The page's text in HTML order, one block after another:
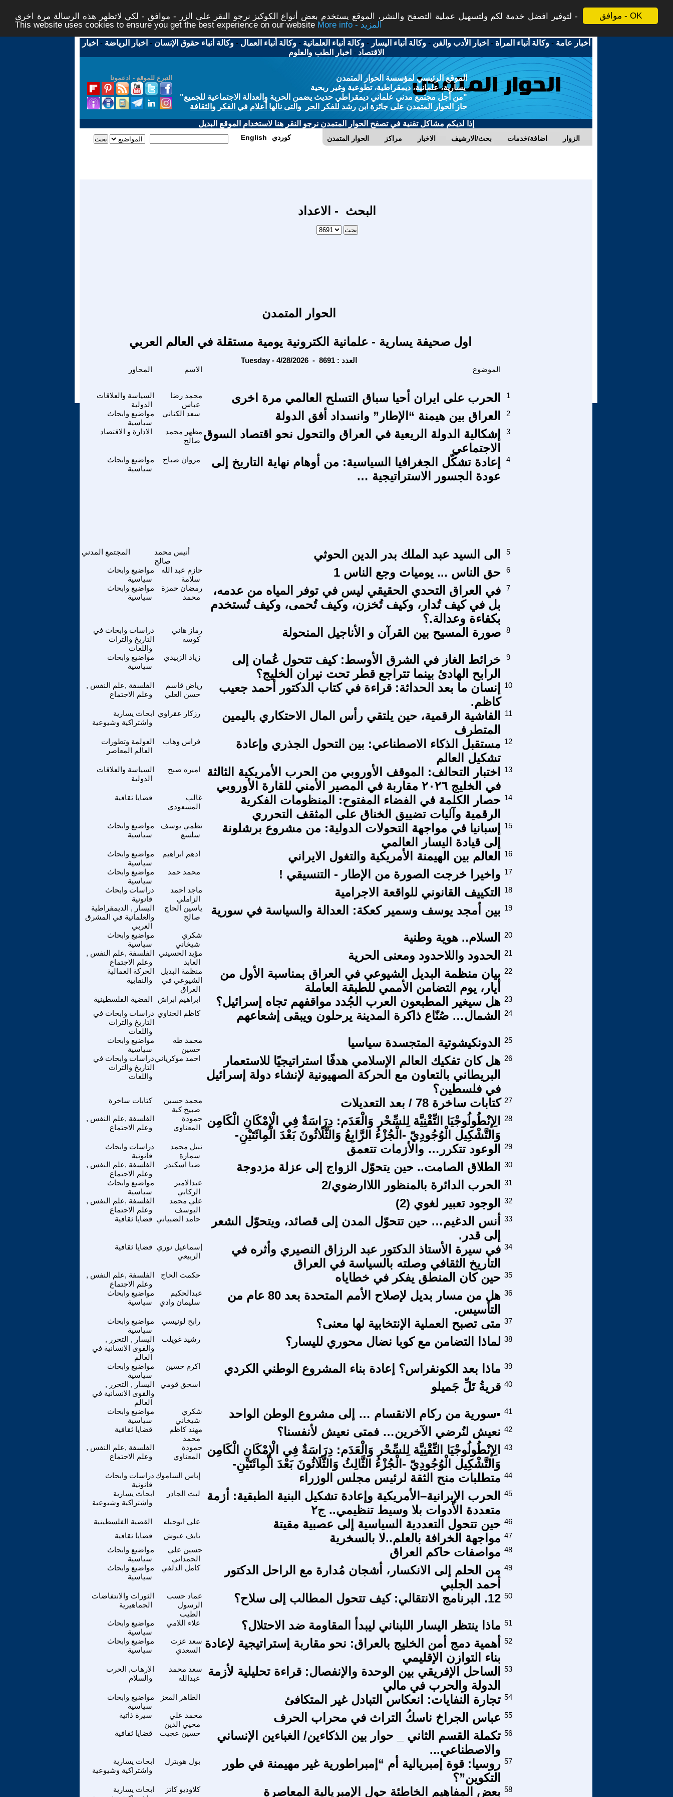
موافق - OK
لتوفير افضل خدمة لكم ولتسهيل عملية التصفح والنشر، الموقع يستخدم بعض أنواع الكوكيز نرجو النقر على الزر - موافق - لكي لاتظهر هذه الرسالة مرة اخرى -
This website uses cookies to ensure you get the best experience on our website
More info - المزيد
أخبار عامة -وكالة أنباء المرأة - اخبار الأدب والفن -وكالة أنباء اليسار -وكالة أنباء العلمانية -وكالة أنباء العمال -وكالة أنباء حقوق الإنسان - اخبار الرياضة - اخبار
الاقتصاد - اخبار الطب والعلوم
التبرع للموقع - ادعمونا
الموقع الرئيسي لمؤسسة الحوار المتمدن
يسارية، علمانية، ديمقراطية، تطوعية وغير ربحية
"من أجل مجتمع مدني علماني ديمقراطي حديث يضمن الحرية والعدالة الاجتماعية للجميع"
حاز الحوار المتمدن على جائزة ابن رشد للفكر الحر والتى نالها أعلام في الفكر والثقافة
إذا لديكم مشاكل تقنية في تصفح الحوار المتمدن نرجو النقر هنا لاستخدام الموقع البديل
الحوار المتمدن مراكز الاخبار بحث/الارشيف اضافة/خدمات الزوار English كوردي
البحث - الاعداد
الحوار المتمدن
اول صحيفة يسارية - علمانية الكترونية يومية مستقلة في العالم العربي
Tuesday - 4/28/2026 - العدد : 8691
الاسم الموضوع
السياسة والعلاقات
الدولية
محمد رضا
عباس
الحرب على ايران أحيا سباق التسلح العالمي مرة اخرى 1
مواضيع وابحاث
سياسية
سعد الكناني العراق بين هيمنة “الإطار” وانسداد أفق الدولة 2
الادارة و الاقتصاد
مظهر محمد
صالح إشكالية الدولة الريعية في العراق والتحول نحو اقتصاد السوق
الاجتماعي
3
مواضيع وابحاث
سياسية
مروان صباح
إعادة تشكّل الجغرافيا السياسية: من أوهام نهاية التاريخ إلى
عودة الجسور الاستراتيجية …
4
المجتمع المدني
أنيس محمد
صالح
الى السيد عبد الملك بدر الدين الحوثي 5
مواضيع وابحاث
سياسية
حازم عبد الله
سلامة
حق الناس ... يوميات وجع الناس 1 6
مواضيع وابحاث
سياسية
رمضان حمزة
محمد
في العراق التحدي الحقيقي ليس في توفر المياه من عدمه،
بل في كيف تُدار، وكيف تُخزن، وكيف تُحمى، وكيف تُستخدم
بكفاءة وعدالة.؟
7
دراسات وابحاث في
التاريخ والتراث
واللغات
رماز هاني
كوسه
صورة المسيح بين القرآن و الأناجيل المنحولة 8
مواضيع وابحاث
سياسية
زياد الزبيدي
خرائط الغاز في الشرق الأوسط: كيف تتحول عُمان إلى
الرابح الهادئ بينما تتراجع قطر تحت نيران الخليج؟
9
الفلسفة ,علم النفس ,
وعلم الاجتماع
رياض قاسم
حسن العلي
إنسان ما بعد الحداثة: قراءة في كتاب الدكتور أحمد جعيب
كاظم.
10
ابحاث يسارية
واشتراكية وشيوعية
رزكار عقراوي
الفاشية الرقمية، حين يلتقي رأس المال الاحتكاري باليمين
المتطرف
11
العولمة وتطورات
العالم المعاصر
فراس وهاب
مستقبل الذكاء الاصطناعي: بين التحول الجذري وإعادة
تشكيل العالم
12
السياسة والعلاقات
الدولية
اميره صبح
اختبار التحالف: الموقف الأوروبي من الحرب الأمريكية الثالثة
في الخليج ٢٠٢٦ مقاربة في المصير الأمني للقارة الأوروبي
13
قضايا ثقافية
غالب
المسعودي
حصار الكلمة في الفضاء المفتوح: المنظومات الفكرية
الرقمية وآليات تضييق الخناق على المثقف التحرري
14
مواضيع وابحاث
سياسية
نظمي يوسف
سلسع
إسبانيا في مواجهة التحولات الدولية: من مشروع ‏برشلونة
إلى قيادة اليسار العالمي
15
مواضيع وابحاث
سياسية
ادهم ابراهيم العالم بين الهيمنة الأمريكية والتغول الايراني 16
مواضيع وابحاث
سياسية
محمد حمد واخيرا خرجت الصورة من الإطار - التنسيقي ! 17
دراسات وابحاث
قانونية
ماجد احمد
الزاملي
التكییف القانوني للواقعة الاجرامية 18
اليسار , الديمقراطية
والعلمانية في المشرق
العربي
ياسين الحاج
صالح
بين أمجد يوسف وسمير كعكة: العدالة والسياسة في سورية 19
مواضيع وابحاث
سياسية
شكري
شيخاني
السلام.. هوية وطنية 20
الفلسفة ,علم النفس ,
وعلم الاجتماع
مؤيد الحسيني
العابد
الحدود واللاحدود ومعنى الحرية 21
الحركة العمالية
والنقابية
منظمة البديل
الشيوعي في
العراق
بيان منظمة البديل الشيوعي في العراق بمناسبة الأول من
أيار، يوم التضامن الأممي للطبقة العاملة
22
القضية الفلسطينية ابراهيم ابراش هل سيغير المطبعون العرب الجُدد مواقفهم تجاه إسرائيل؟ 23
دراسات وابحاث في
التاريخ والتراث
واللغات
كاظم الحناوي الشمال… صُنّاع ذاكرة المدينة يرحلون ويبقى إشعاعهم 24
مواضيع وابحاث
سياسية
محمد طه
حسين
الدونكيشوتية المتجسدة سياسيا 25
دراسات وابحاث في
التاريخ والتراث
واللغات
احمد موكرياني
هل كان تفكيك العالم الإسلامي هدفًا استراتيجيًا للاستعمار
البريطاني بالتعاون مع الحركة الصهيونية لإنشاء دولة إسرائيل
في فلسطين؟
26
كتابات ساخرة
محمد حسين
صبيح كبة
كتابات ساخرة 78 / بعد التعديلات 27
الفلسفة ,علم النفس ,
وعلم الاجتماع
حمودة
المعناوي
الِإنْطُولُوجْيَا التِّقْنِيَّة لِلسِّحْر وَالْعَدَم: دِرَاسَةٌ فِي الْإِمْكَانِ الْكَامِن
وَالتَّشْكِيل الْوُجُودِيّ -الْجُزْءُ الرَّابِعُ وَالثَّلَاثُونَ بَعْدَ الْمِائَتَيْنِ-
28
دراسات وابحاث
قانونية
نبيل محمد
سمارة
الوعود تتكرر… والأزمات تتعمق 29
الفلسفة ,علم النفس ,
وعلم الاجتماع
ضيا اسكندر الطلاق الصامت.. حين يتحوّل الزواج إلى عزلة مزدوجة 30
مواضيع وابحاث
سياسية
عبدالامير
الركابي
الحرب الدائرة بالمنظور اللاارضوي/2 31
الفلسفة ,علم النفس ,
وعلم الاجتماع
علي محمد
اليوسف
الوجود تعبير لغوي (2) 32
قضايا ثقافية حامد الضبياني
أنس الدغيم… حين تتحوّل المدن إلى قصائد، ويتحوّل الشعر
إلى قدر.
33
قضايا ثقافية
إسماعيل نوري
الربيعي
في سيرة الأستاذ الدكتور عبد الرزاق النصيري وأثره في
التاريخ الثقافي وصلته بالسياسة في العراق
34
الفلسفة ,علم النفس ,
وعلم الاجتماع
حكمت الحاج حين كان المنطق يفكر في خطاياه 35
مواضيع وابحاث
سياسية
عبدالحكيم
سليمان وادي
هل من مسار بديل لإصلاح الأمم المتحدة بعد 80 عام من
التأسيس.
36
مواضيع وابحاث
سياسية
رابح لونيسي متى تصبح العملية الإنتخابية لها معنى؟ 37
اليسار , التحرر ,
والقوى الانسانية في
العالم
رشيد غويلب لماذا التضامن مع كوبا نضال محوري لليسار؟ 38
مواضيع وابحاث
سياسية
اكرم حسين ماذا بعد الكونفراس؟ إعادة بناء المشروع الوطني الكردي 39
اليسار , التحرر ,
والقوى الانسانية في
العالم
اسحق قومي قريةُ تَلِّ جَميلو 40
مواضيع وابحاث
سياسية
شكري
شيخاني
▪️سورية من ركام الانقسام … إلى مشروع الوطن الواحد 41
قضايا ثقافية
مهند كاظم
محمد
نعيش لنُرضي الآخرين… فمتى نعيش لأنفسنا؟ 42
الفلسفة ,علم النفس ,
وعلم الاجتماع
حمودة
المعناوي
الِإنْطُولُوجْيَا التِّقْنِيَّة لِلسِّحْر وَالْعَدَم: دِرَاسَةٌ فِي الْإِمْكَانِ الْكَامِن
وَالتَّشْكِيل الْوُجُودِيّ -الْجُزْءُ الثَّالِثُ وَالثَّلَاثُونَ بَعْدَ الْمِائَتَيْنِ-
43
دراسات وابحاث
قانونية
إياس الساموك متطلبات منح الثقة لرئيس مجلس الوزراء 44
ابحاث يسارية
واشتراكية وشيوعية
ليث الجادر
الحرب الإيرانية–الأمريكية وإعادة تشكيل البنية الطبقية: أزمة
متعددة الأدوات بلا وسيط تنظيمي.. ج٢
45
القضية الفلسطينية علي ابوحبله حين تتحول التعددية السياسية إلى عصبية مقيتة 46
قضايا ثقافية
نايف عبوش مواجهة الخرافة بالعلم..لا بالسخرية 47
مواضيع وابحاث
سياسية
حسين علي
الحمداني
مواصفات حاكم العراق 48
مواضيع وابحاث
سياسية
كامل الدلفي
من الحلم إلى الانكسار، أشجان مُدارة مع الراحل الدكتور
أحمد الجلبي
49
الثورات والانتفاضات
الجماهيرية
عماد حسب
الرسول
الطيب
12. البرنامج الانتقالي: كيف تتحول المطالب إلى سلاح؟ 50
مواضيع وابحاث
سياسية
علاء اللامي ماذا ينتظر اليسار اللبناني ليبدأ المقاومة ضد الاحتلال؟ 51
مواضيع وابحاث
سياسية
سعد عزت
السعدي
أهمية دمج أمن الخليج بالعراق: نحو مقاربة إستراتيجية لإعادة
بناء التوازن الإقليمي
52
الارهاب, الحرب
والسلام
سعد محمد
عبدالله
الساحل الإفريقي بين الوحدة والإنفصال: قراءة تحليلية لأزمة
الدولة والحرب في مالي
53
مواضيع وابحاث
سياسية
الطاهر المعز تجارة النفايات: انعكاس التبادل غير المتكافئ 54
سيرة ذاتية
محمد علي
محيي الدين
عباس الجراخ ناسكُ التراث في محراب الحرف 55
قضايا ثقافية حسين عجيب
تكملة القسم الثاني _ حوار بين الذكاءين/ الغباءين الإنساني
والاصطناعي...
56
ابحاث يسارية
واشتراكية وشيوعية
بول هوبترل
روسيا: قوة إمبريالية أم “إمبراطورية غير مهيمنة في طور
التكوين”؟
57
ابحاث يسارية
كلاوديو كاتز بعض المفاهيم الخاطئة حول الإمبريالية المعاصرة 58